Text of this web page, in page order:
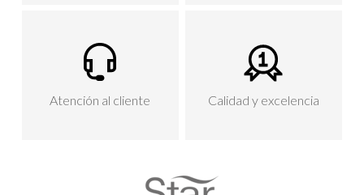
Atención al cliente Calidad y excelencia